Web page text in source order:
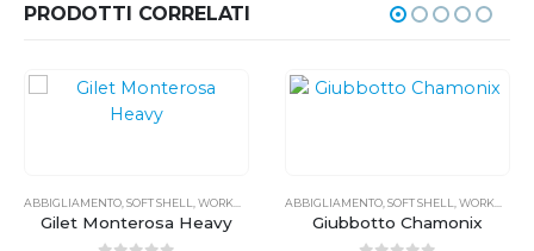
PRODOTTI CORRELATI
ABBIGLIAMENTO SOFT SHELL WORKWEAR
Gilet Monterosa Heavy
ABBIGLIAMENTO SOFT SHELL WORKWEAR
Giubbotto Chamonix